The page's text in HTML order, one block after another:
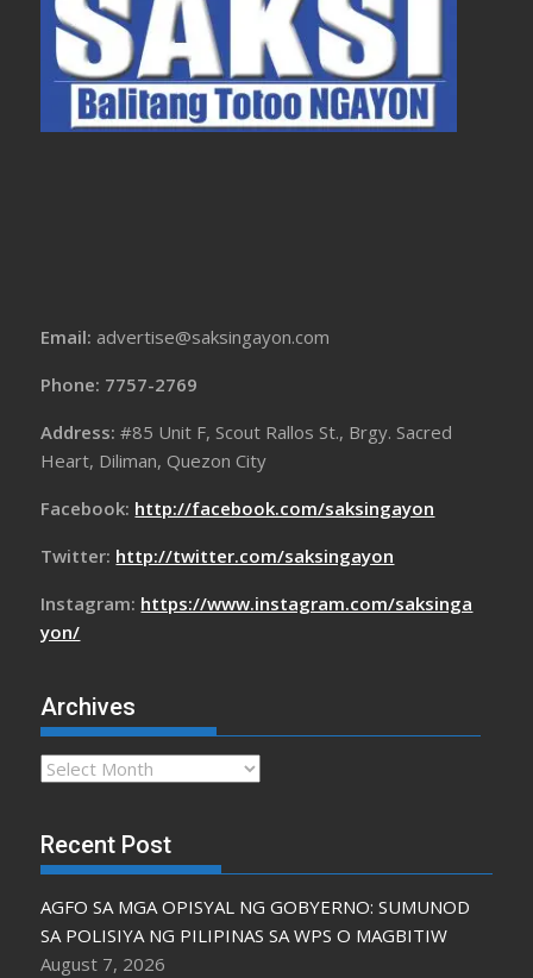
Email: advertise@saksingayon.com
Phone: 7757-2769
Address:#85 Unit F, Scout Rallos St., Brgy. Sacred
Heart, Diliman, Quezon City
Facebook: http://facebook.com/saksingayon
Twitter: http://twitter.com/saksingayon
Instagram: https://www.instagram.com/saksinga
yon/
Archives
Archives
Recent Post
AGFO SA MGA OPISYAL NG GOBYERNO: SUMUNOD
SA POLISIYA NG PILIPINAS SA WPS O MAGBITIW
August 7, 2026